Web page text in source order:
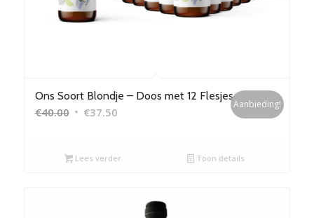
Ons Soort Blondje – Doos met 12 Flesjes
€40.00 Oorspronkelijke
€40.00.
€37.50Huidige
€37.50.
Aanbieding!
Lees verder Toon details